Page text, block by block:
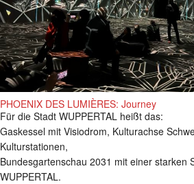
PHOENIX DES LUMIÈRES: Journey
Für die Stadt WUPPERTAL heißt das:
Gaskessel mit Visiodrom, Kulturachse
Kulturstationen,
Bundesgartenschau 2031 mit einer starken
WUPPERTAL.